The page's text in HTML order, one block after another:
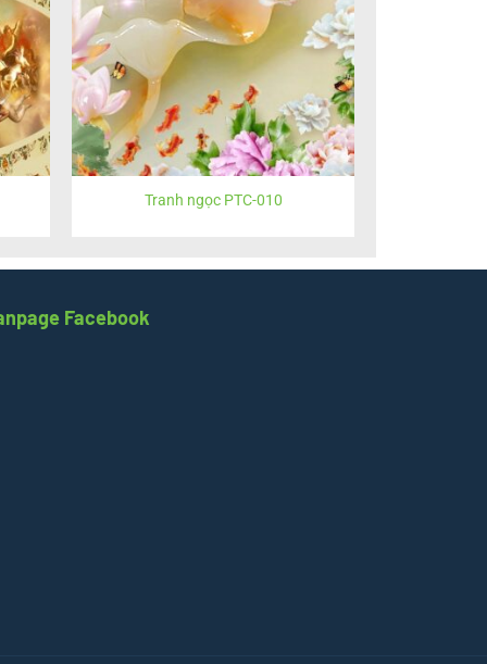
Tranh ngọc PTC-010
Facebook